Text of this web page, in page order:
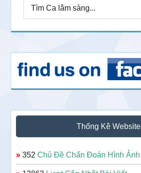
Thống Kê Website
» 352Chủ Đề Chẩn Đoán Hình Ảnh